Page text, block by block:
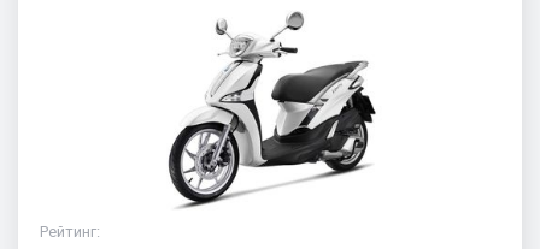
Рейтинг: